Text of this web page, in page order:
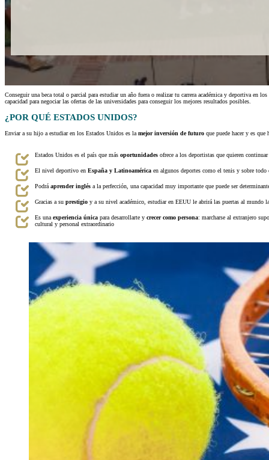
Conseguir una beca total o parcial para estudiar un año fuera o realizar tu carrera académica y deportiva en
capacidad para negociar las ofertas de las universidades para conseguir los mejores resultados posibles.
¿POR QUÉ ESTADOS UNIDOS?
Enviar a su hijo a estudiar en los Estados Unidos es la mejor inversión de futuro que puede hacer y es
Estados Unidos es el país que más oportunidades ofrece a los deportistas que quieren
El nivel deportivo en España y Latinoamérica en algunos deportes como el tenis y sobre
Podrá aprender inglés a la perfección, una capacidad muy importante que puede ser
Gracias a su prestigio y a su nivel académico, estudiar en EEUU le abrirá las puertas al mundo
Es una experiencia única para desarrollarte y crecer como persona: marcharse al extranjero
cultural y personal extraordinario